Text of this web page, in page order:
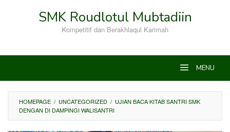
SMK Roudlotul Mubtadiin
Kompetitif dan Berakhlaqul Karimah
MENU
HOMEPAGE / UNCATEGORIZED / UJIAN BACA KITAB SANTRI SMK
DENGAN DI DAMPINGI WALISANTRI